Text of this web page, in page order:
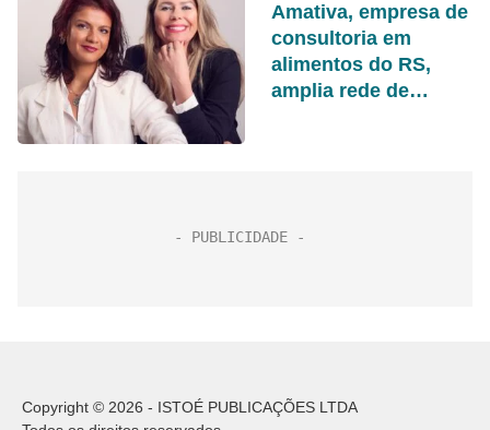
Amativa, empresa de
consultoria em
alimentos do RS,
amplia rede de
Copyright © 2026 - ISTOÉ PUBLICAÇÕES LTDA